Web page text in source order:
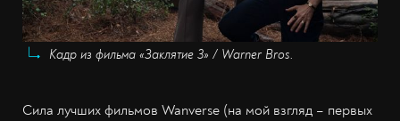
Кадр из фильма «Заклятие 3» / Warner Bros.
Сила лучших фильмов Wanverse (на мой взгляд – первых